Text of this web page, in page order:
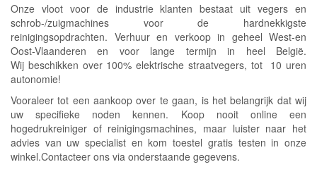
Onze vloot voor de industrie klanten bestaat uit vegers en
schrob-/zuigmachines voor de hardnekkigste
reinigingsopdrachten. Verhuur en verkoop in geheel West-en
Oost-Vlaanderen en voor lange termijn in heel België.
Wij beschikken over 100% elektrische straatvegers, tot 10 uren
autonomie!
Vooraleer tot een aankoop over te gaan, is het belangrijk dat wij
uw specifieke noden kennen. Koop nooit online een
hogedrukreiniger of reinigingsmachines, maar luister naar het
advies van uw specialist en kom toestel gratis testen in onze
winkel.Contacteer ons via onderstaande gegevens.